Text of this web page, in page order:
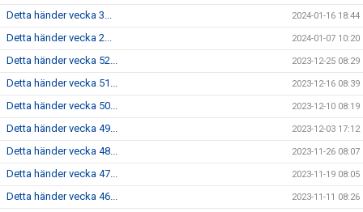
Detta händer vecka 3... 2024-01-16 18:44
Detta händer vecka 2... 2024-01-07 10:20
Detta händer vecka 52... 2023-12-25 08:29
Detta händer vecka 51... 2023-12-16 08:39
Detta händer vecka 50... 2023-12-10 08:19
Detta händer vecka 49... 2023-12-03 17:12
Detta händer vecka 48... 2023-11-26 08:07
Detta händer vecka 47... 2023-11-19 08:05
Detta händer vecka 46... 2023-11-11 08:26